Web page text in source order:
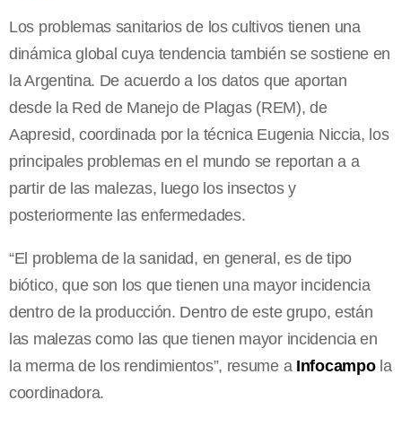
Los problemas sanitarios de los cultivos tienen una
dinámica global cuya tendencia también se sostiene en
la Argentina. De acuerdo a los datos que aportan
desde la Red de Manejo de Plagas (REM), de
Aapresid, coordinada por la técnica Eugenia Niccia, los
principales problemas en el mundo se reportan a a
partir de las malezas, luego los insectos y
posteriormente las enfermedades.
“El problema de la sanidad, en general, es de tipo
biótico, que son los que tienen una mayor incidencia
dentro de la producción. Dentro de este grupo, están
las malezas como las que tienen mayor incidencia en
la merma de los rendimientos”, resume a Infocampola
coordinadora.